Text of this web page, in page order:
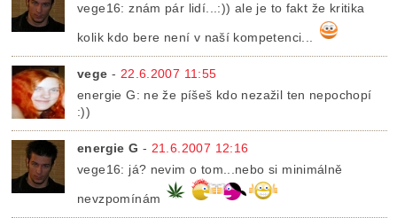
vege16: znám pár lidí...:)) ale je to fakt že kritika
kolik kdo bere není v naší kompetenci...
vege - 22.6.2007 11:55
energie G: ne že píšeš kdo nezažil ten nepochopí
:))
energie G - 21.6.2007 12:16
vege16: já? nevim o tom...nebo si minimálně
nevzpomínám